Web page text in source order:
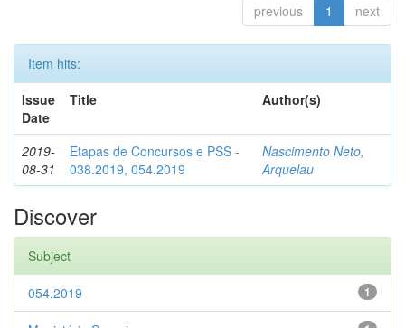
previous 1 next
Item hits:
Issue
Date
Title Author(s)
2019-
08-31
Etapas de Concursos e PSS -
038.2019, 054.2019
Nascimento Neto,
Arquelau
Discover
Subject
1
054.2019